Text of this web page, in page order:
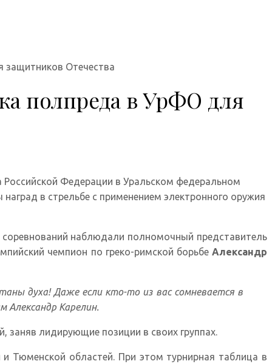
защитников Отечества
полпреда в УрФО для
Российской Федерации в Уральском федеральном
в стрельбе с применением электронного оружия
наблюдали полномочный представитель
чемпион по греко-римской борьбеАлександр
духа! Даже если кто-то из вас сомневается в
Александр Карелин.
лидирующие позиции в своих группах.
Тюменской областей. При этом турнирная таблица в